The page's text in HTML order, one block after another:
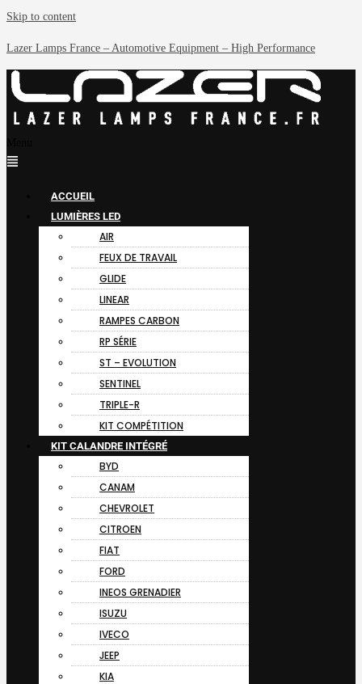
Skip to content
Lazer Lamps France – Automotive Equipment – High Performance
ACCUEIL
LUMIÈRES LED
AIR
FEUX DE TRAVAIL
GLIDE
LINEAR
RAMPES CARBON
RP SÉRIE
ST – EVOLUTION
SENTINEL
TRIPLE-R
KIT COMPÉTITION
KIT CALANDRE INTÉGRÉ
BYD
CANAM
CHEVROLET
CITROEN
FIAT
FORD
INEOS GRENADIER
ISUZU
IVECO
JEEP
KIA